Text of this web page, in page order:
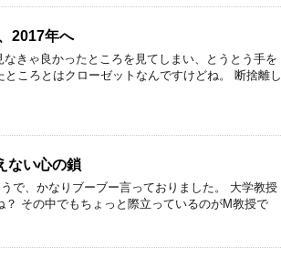
2017年へ
きゃ良かったところを見てしまい、とうとう手を
ころとはクローゼットなんですけどね。 断捨離し
ない心の鎖
で、かなりブーブー言っておりました。 大学教授
その中でもちょっと際立っているのがM教授で